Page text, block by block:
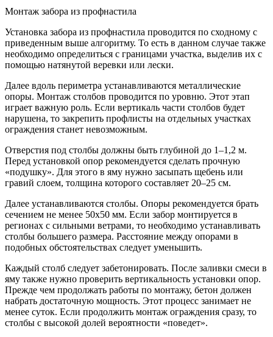
Монтаж забора из профнастила
Установка забора из профнастила проводится по сходному с
приведенным выше алгоритму. То есть в данном случае также
необходимо определиться с границами участка, выделив их с
помощью натянутой веревки или лески.
Далее вдоль периметра устанавливаются металлические
опоры. Монтаж столбов проводится по уровню. Этот этап
играет важную роль. Если вертикаль части столбов будет
нарушена, то закрепить профлисты на отдельных участках
ограждения станет невозможным.
Отверстия под столбы должны быть глубиной до 1–1,2 м.
Перед установкой опор рекомендуется сделать прочную
«подушку». Для этого в яму нужно засыпать щебень или
гравий слоем, толщина которого составляет 20–25 см.
Далее устанавливаются столбы. Опоры рекомендуется брать
сечением не менее 50х50 мм. Если забор монтируется в
регионах с сильными ветрами, то необходимо устанавливать
столбы большего размера. Расстояние между опорами в
подобных обстоятельствах следует уменьшить.
Каждый столб следует забетонировать. После заливки смеси в
яму также нужно проверить вертикальность установки опор.
Прежде чем продолжать работы по монтажу, бетон должен
набрать достаточную мощность. Этот процесс занимает не
менее суток. Если продолжить монтаж ограждения сразу, то
столбы с высокой долей вероятности «поведет».